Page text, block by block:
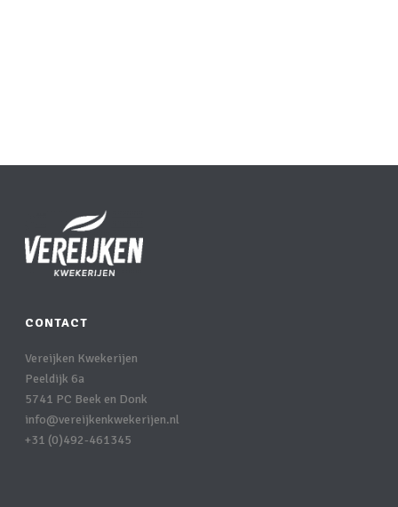
CONTACT
Vereijken Kwekerijen
Peeldijk 6a
5741 PC Beek en Donk
info@vereijkenkwekerijen.nl
+31 (0)492-461345